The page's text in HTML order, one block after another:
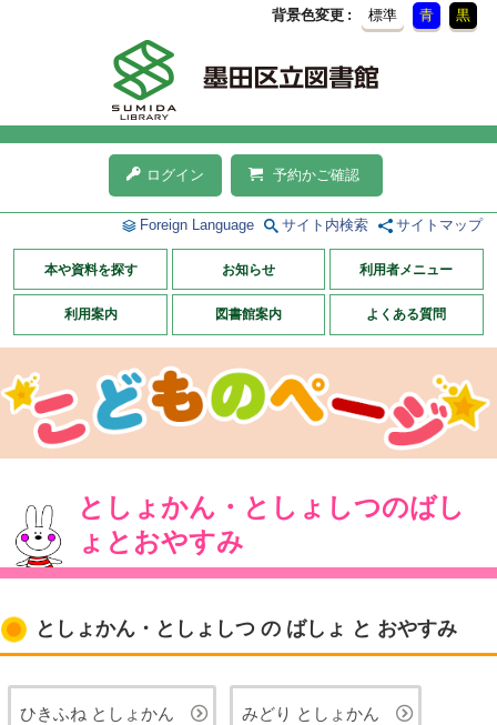
背景色変更 標準 青 黒
ログイン 予約かご確認
Foreign Language サイト内検索 サイトマップ
本や資料を探す お知らせ 利用者メニュー
利用案内 図書館案内 よくある質問
としょかん・としょしつのばし
ょとおやすみ
としょかん・としょしつ の ばしょ と おやすみ
ひきふね としょかん みどり としょかん